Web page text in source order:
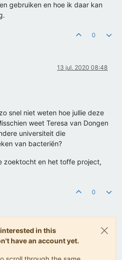
gebruiken en hoe ik daar kan
0
13 jul. 2020 08:48
snel niet weten hoe jullie deze
weet Teresa van Dongen
universiteit die
van bacteriën?
zoektocht en het toffe project,
0
in this
have an account yet.